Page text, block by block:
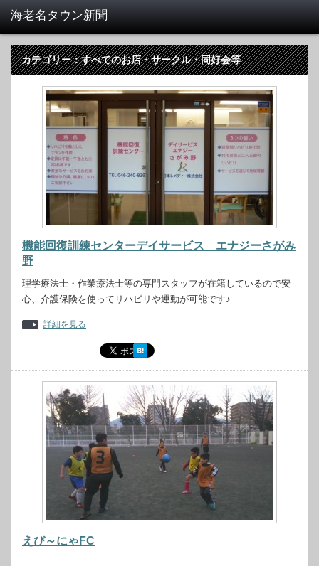
カテゴリー：すべてのお店・サークル・同好会等
機能回復訓練センターデイサービス エナジーさがみ
野
理学療法士・作業療法士等の専門スタッフが在籍しているので安
心、介護保険を使ってリハビリや運動が可能です♪
詳細を見る
えび～にゃFC